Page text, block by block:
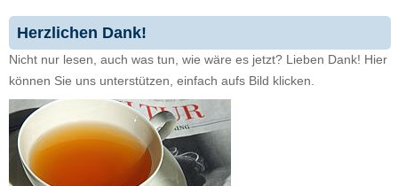
Herzlichen Dank!
Nicht nur lesen, auch was tun, wie wäre es jetzt? Lieben Dank! Hier
können Sie uns unterstützen, einfach aufs Bild klicken.